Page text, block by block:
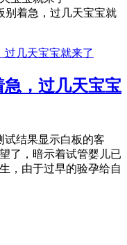
别着急，过几天宝宝就
，过几天宝宝
试结果显示白板的客
了，暗示着试管婴儿已
，由于过早的验孕给自